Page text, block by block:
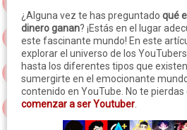
¿Alguna vez te has preguntado qué
dinero ganan? ¡Estás en el lugar
este fascinante mundo! En este
explorar el universo de los
hasta los diferentes tipos que
sumergirte en el emocionante
contenido en YouTube. No te pierdas
comenzar a ser Youtuber